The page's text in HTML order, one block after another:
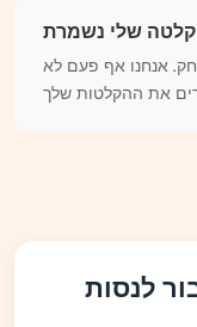
אנחנו אף פעם לא
לנסות